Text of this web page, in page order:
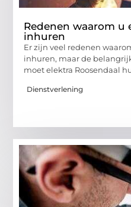
Redenen waarom u
inhuren
Er zijn veel redenen
inhuren, maar de
moet elektra Roosendaal
Dienstverlening